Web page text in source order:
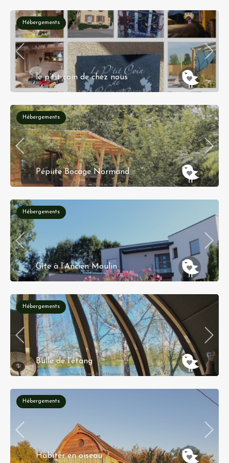
Hébergements
le p’tit coin de chez nous
4 Route De Blienschwiller 67650 DAMBACH LA
Hébergements
Pépiite Bocage Normand
397 Rte de Castillon, 14140 Saint-Pierre-en-Auge
Hébergements
Gite à l’Ancien Moulin
26 a, rue de Mundolsheim, 67256 Lampertheim,
65.00€ - 85.00€
Hébergements
Bulle de l’étang
14 Rue de la Barre, 54129 Magnières
Hébergements
Habiter en oiseau